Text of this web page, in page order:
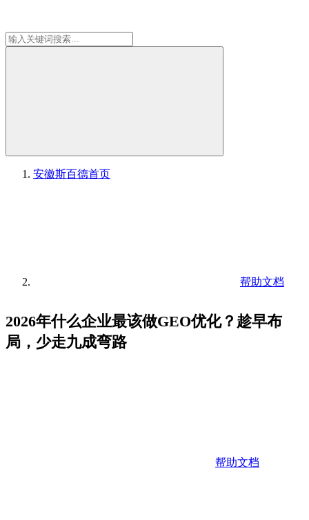
安徽斯百德首页
帮助文档
2026年什么企业最该做GEO优化？趁早布
局，少走九成弯路
帮助文档